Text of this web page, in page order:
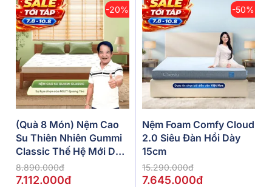
-20%
(Quà 8 Món) Nệm Cao
Su Thiên Nhiên Gummi
Classic Thế Hệ Mới Dày
5/10/15cm
8.890.000đ
7.112.000đ
-50%
Nệm Foam Comfy Cloud
2.0 Siêu Đàn Hồi Dày
15cm
15.290.000đ
7.645.000đ